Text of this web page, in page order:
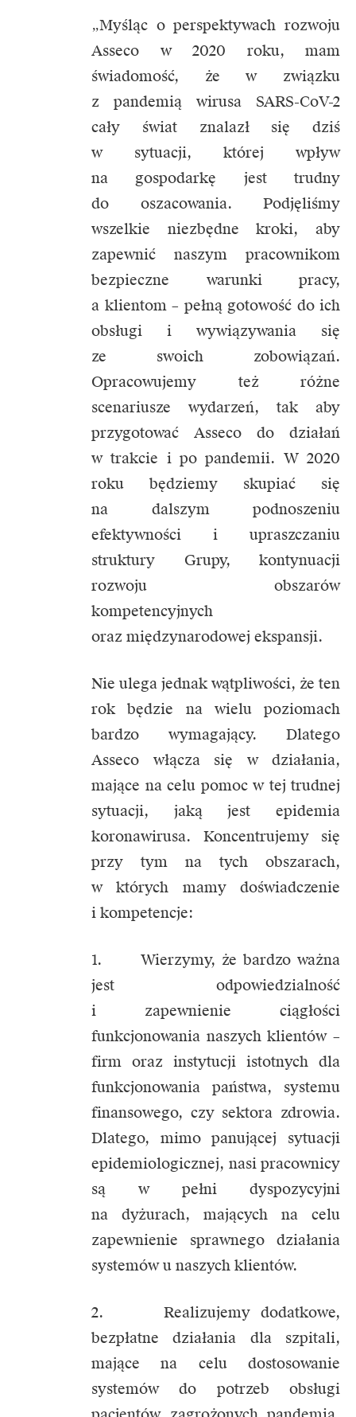
„Myśląc o perspektywach rozwoju
Asseco w 2020 roku, mam
świadomość, że w związku
z pandemią wirusa SARS-CoV-2
cały świat znalazł się dziś
w sytuacji, której wpływ
na gospodarkę jest trudny
do oszacowania. Podjęliśmy
wszelkie niezbędne kroki, aby
zapewnić naszym pracownikom
bezpieczne warunki pracy,
a klientom – pełną gotowość do ich
obsługi i wywiązywania się
ze swoich zobowiązań.
Opracowujemy też różne
scenariusze wydarzeń, tak aby
przygotować Asseco do działań
w trakcie i po pandemii. W 2020
roku będziemy skupiać się
na dalszym podnoszeniu
efektywności i upraszczaniu
struktury Grupy, kontynuacji
rozwoju obszarów
kompetencyjnych
oraz międzynarodowej ekspansji.
Nie ulega jednak wątpliwości, że ten
rok będzie na wielu poziomach
bardzo wymagający. Dlatego
Asseco włącza się w działania,
mające na celu pomoc w tej trudnej
sytuacji, jaką jest epidemia
koronawirusa. Koncentrujemy się
przy tym na tych obszarach,
w których mamy doświadczenie
i kompetencje:
1. Wierzymy, że bardzo ważna
jest odpowiedzialność
i zapewnienie ciągłości
funkcjonowania naszych klientów –
firm oraz instytucji istotnych dla
funkcjonowania państwa, systemu
finansowego, czy sektora zdrowia.
Dlatego, mimo panującej sytuacji
epidemiologicznej, nasi pracownicy
są w pełni dyspozycyjni
na dyżurach, mających na celu
zapewnienie sprawnego działania
systemów u naszych klientów.
2. Realizujemy dodatkowe,
bezpłatne działania dla szpitali,
mające na celu dostosowanie
systemów do potrzeb obsługi